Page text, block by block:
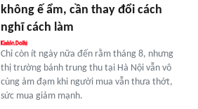
không ế ẩm, cần thay đổi cách
nghĩ cách làm
Chỉ còn ít ngày nữa đến rằm tháng 8, nhưng
thị trường bánh trung thu tại Hà Nội vẫn vô
cùng ảm đạm khi người mua vẫn thưa thớt,
sức mua giảm mạnh.